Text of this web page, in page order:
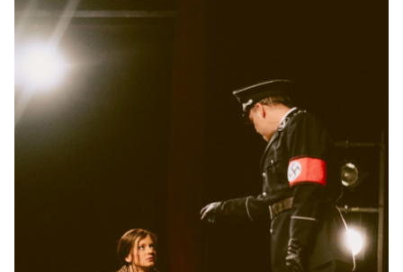
10:30–12:10 Uhr
Der Koffer der Adele Kurzweil-
Do.
26.11.2026
Tickets